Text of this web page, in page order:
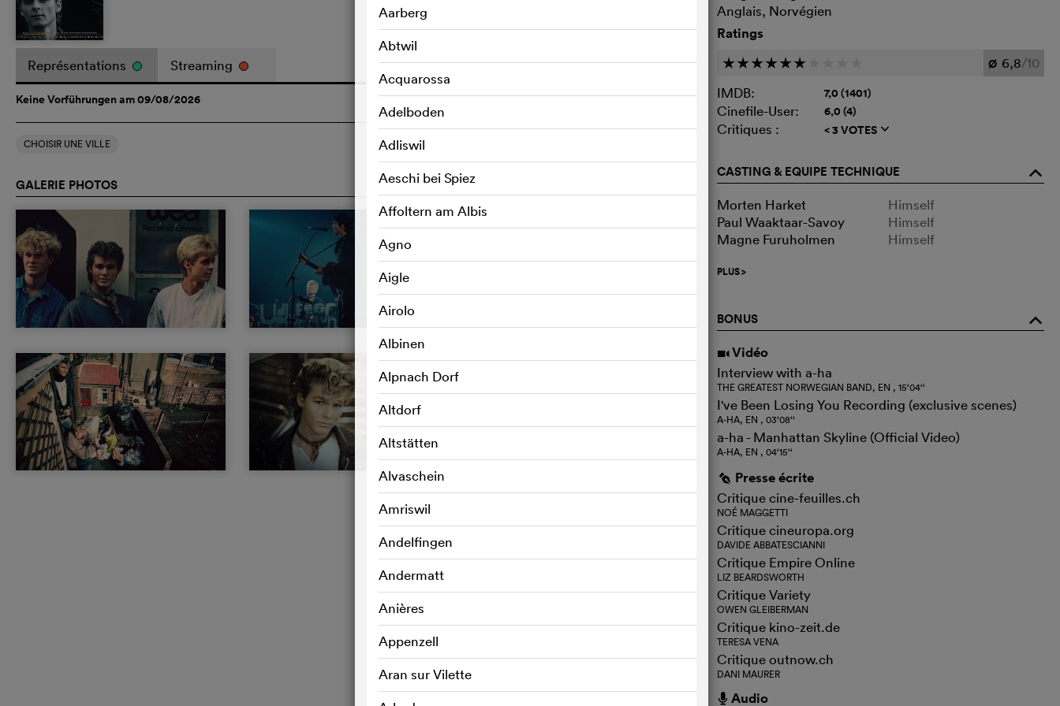
Représentations Streaming
Keine Vorführungen am 09/08/2026
CHOISIR UNE VILLE
Aarberg
Abtwil
Acquarossa
Adelboden
Adliswil
Aeschi bei Spiez
Affoltern am Albis
Agno
Aigle
Airolo
Albinen
Alpnach Dorf
Altdorf
Altstätten
Alvaschein
Amriswil
Andelfingen
Andermatt
Anières
Appenzell
Aran sur Vilette
GALERIE PHOTOS
Anglais, Norvégien
Ratings
c c c c c c Ø 6,8/10
IMDB:
7,0 (1401)
Cinefile-User: 6,0 (4)
Critiques : < 3 VOTES q
CASTING & EQUIPE TECHNIQUE o
Morten Harket
Himself
Paul Waaktaar-Savoy
Himself
Magne Furuholmen
Himself
PLUS>
BONUS o
i Vidéo
Interview with a-ha
THE GREATEST NORWEGIAN BAND, EN , 15‘04‘‘
I've Been Losing You Recording (exclusive scenes)
A-HA, EN , 03‘08‘‘
a-ha - Manhattan Skyline (Official Video)
A-HA, EN , 04‘15‘‘
g Presse écrite
Critique cine-feuilles.ch
NOÉ MAGGETTI
Critique cineuropa.org
DAVIDE ABBATESCIANNI
Critique Empire Online
LIZ BEARDSWORTH
Critique Variety
OWEN GLEIBERMAN
Critique kino-zeit.de
TERESA VENA
Critique outnow.ch
DANI MAURER
h Audio